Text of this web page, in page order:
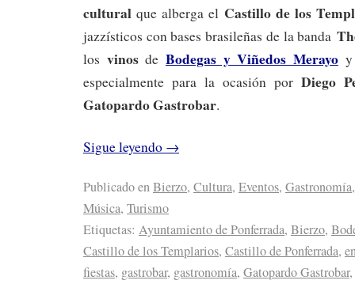
cultural que alberga el Castillo de los
jazzísticos con bases brasileñas de la banda
los vinosde Bodegas y Viñedos Merayoy
especialmente para la ocasión por Diego
Gatopardo Gastrobar.
Sigue leyendo →
Publicado enBierzo, Cultura, Eventos, Gastronomía,
Música, Turismo
Etiquetas: Ayuntamiento de Ponferrada, Bierzo,
Castillo de los Templarios, Castillo de Ponferrada,
fiestas, gastrobar, gastronomía, Gatopardo Gastrobar,